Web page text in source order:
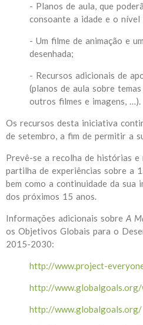
- Planos de aula, que
consoante a idade e o nível
- Um filme de animação e
desenhada;
- Recursos adicionais de
(planos de aula sobre
outros filmes e imagens, …).
Os recursos desta iniciativa
de setembro, a fim de permitir a
Prevê-se a recolha de histórias
partilha de experiências sobre a
bem como a continuidade da sua
dos próximos 15 anos.
Informações adicionais sobre A
os Objetivos Globais para o
2015-2030:
http://www.project-
http://
http://www.globalgoals.org/